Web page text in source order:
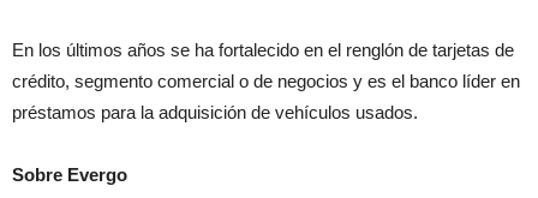
En los últimos años se ha fortalecido en el renglón de tarjetas de
crédito, segmento comercial o de negocios y es el banco líder en
préstamos para la adquisición de vehículos usados.
Sobre Evergo